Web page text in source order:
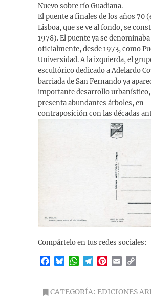
Nuevo sobre río Guadiana.
El puente a finales de los años 70
Lisboa, que se ve al fondo, se
1978). El puente ya se denominaba
oficialmente, desde 1973, como
Universidad. A la izquierda, el
escultórico dedicado a Adelardo
barriada de San Fernando ya
importante desarrollo
presenta abundantes árboles, en
contraposición con las décadas
Compártelo en tus redes sociales:
c
e
u
e
W
a
t
T
l
e
n
t
a
i
p
y
CATEGORÍA: EDICIONES